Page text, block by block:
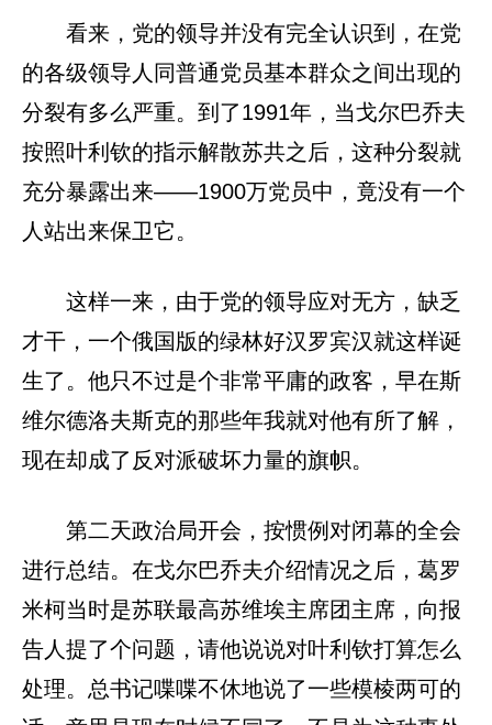
看来，党的领导并没有完全认识到，在党
的各级领导人同普通党员基本群众之间出现的
分裂有多么严重。到了1991年，当戈尔巴乔夫
按照叶利钦的指示解散苏共之后，这种分裂就
充分暴露出来——1900万党员中，竟没有一个
人站出来保卫它。
这样一来，由于党的领导应对无方，缺乏
才干，一个俄国版的绿林好汉罗宾汉就这样诞
生了。他只不过是个非常平庸的政客，早在斯
维尔德洛夫斯克的那些年我就对他有所了解，
现在却成了反对派破坏力量的旗帜。
第二天政治局开会，按惯例对闭幕的全会
进行总结。在戈尔巴乔夫介绍情况之后，葛罗
米柯当时是苏联最高苏维埃主席团主席，向报
告人提了个问题，请他说说对叶利钦打算怎么
处理。总书记喋喋不休地说了一些模棱两可的